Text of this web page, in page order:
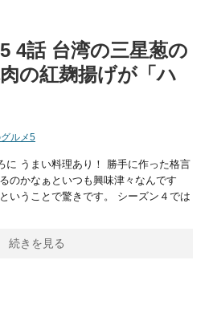
4話 台湾の三星葱の
の紅麹揚げが「ハ
ルメ5
に うまい料理あり！ 勝手に作った格言
のかなぁといつも興味津々なんです
いうことで驚きです。 シーズン４では
続きを見る